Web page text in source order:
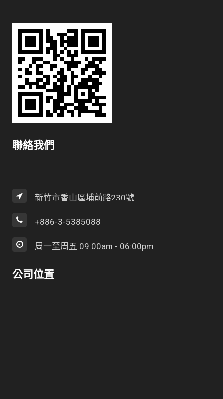
聯絡我們
新竹市香山區埔前路230號
+886-3-5385088
周一至周五 09:00am - 06:00pm
公司位置